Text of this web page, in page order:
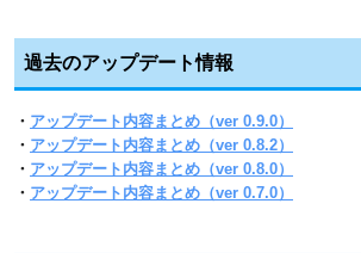
過去のアップデート情報
・ アップデート内容まとめ（ver 0.9.0）
・ アップデート内容まとめ（ver 0.8.2）
・ アップデート内容まとめ（ver 0.8.0）
・ アップデート内容まとめ（ver 0.7.0）